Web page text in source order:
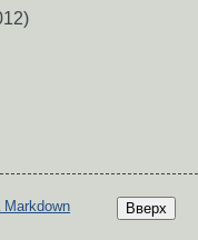
Вверх
Markdown